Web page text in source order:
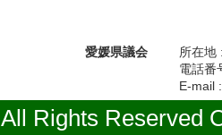
愛媛県議会
所在地
電話
E-mail
All Rights Reserved